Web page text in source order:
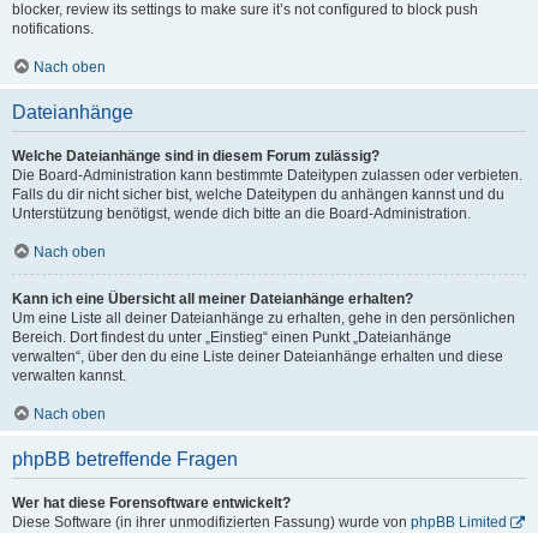
blocker, review its settings to make sure it’s not configured to block push
notifications.
Nach oben
Dateianhänge
Welche Dateianhänge sind in diesem Forum zulässig?
Die Board-Administration kann bestimmte Dateitypen zulassen oder verbieten.
Falls du dir nicht sicher bist, welche Dateitypen du anhängen kannst und du
Unterstützung benötigst, wende dich bitte an die Board-Administration.
Nach oben
Kann ich eine Übersicht all meiner Dateianhänge erhalten?
Um eine Liste all deiner Dateianhänge zu erhalten, gehe in den persönlichen
Bereich. Dort findest du unter „Einstieg“ einen Punkt „Dateianhänge
verwalten“, über den du eine Liste deiner Dateianhänge erhalten und diese
verwalten kannst.
Nach oben
phpBB betreffende Fragen
Wer hat diese Forensoftware entwickelt?
Diese Software (in ihrer unmodifizierten Fassung) wurde von phpBB Limited